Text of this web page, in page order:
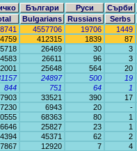
Българи Руси
Сърби
Bulgarians Russians
Serbs
4557706 19706
1449
412315 1839
87
26469 30
3
26611 96
3
25648 564
20
24897 500
19
844 751 64
1
33521 390
17
7230 6943 20
-
68363 80
1
25827 23
1
45371 62
2
12920 7
4